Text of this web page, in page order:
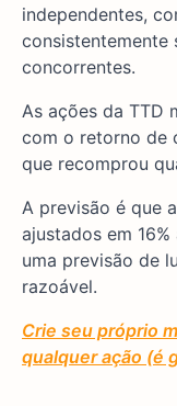
independentes,
consistentemente
concorrentes.
As ações da TTD
com o retorno de
que recomprou
A previsão é que
ajustados em
uma previsão de
razoável.
Crie seu próprio
qualquer ação (é